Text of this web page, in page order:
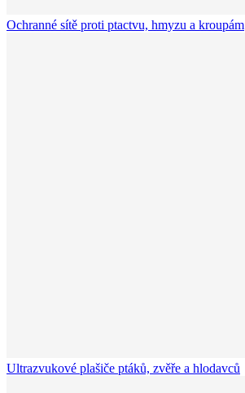
Ochranné sítě proti ptactvu, hmyzu a kroupám
Ultrazvukové plašiče ptáků, zvěře a hlodavců